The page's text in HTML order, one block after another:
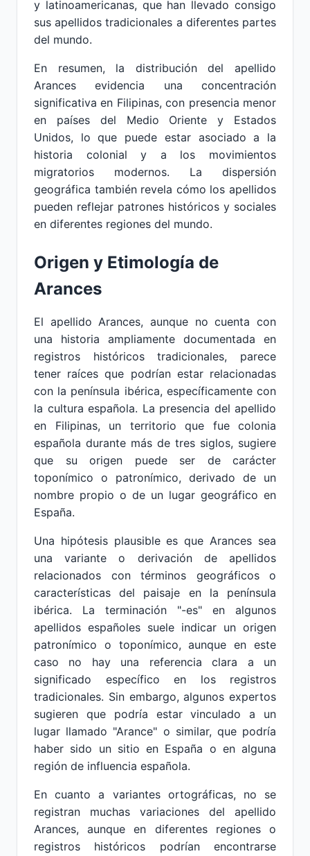
y latinoamericanas, que han llevado consigo
sus apellidos tradicionales a diferentes partes
del mundo.
En resumen, la distribución del apellido
Arances evidencia una concentración
significativa en Filipinas, con presencia menor
en países del Medio Oriente y Estados
Unidos, lo que puede estar asociado a la
historia colonial y a los movimientos
migratorios modernos. La dispersión
geográfica también revela cómo los apellidos
pueden reflejar patrones históricos y sociales
en diferentes regiones del mundo.
Origen y Etimología de
Arances
El apellido Arances, aunque no cuenta con
una historia ampliamente documentada en
registros históricos tradicionales, parece
tener raíces que podrían estar relacionadas
con la península ibérica, específicamente con
la cultura española. La presencia del apellido
en Filipinas, un territorio que fue colonia
española durante más de tres siglos, sugiere
que su origen puede ser de carácter
toponímico o patronímico, derivado de un
nombre propio o de un lugar geográfico en
España.
Una hipótesis plausible es que Arances sea
una variante o derivación de apellidos
relacionados con términos geográficos o
características del paisaje en la península
ibérica. La terminación "-es" en algunos
apellidos españoles suele indicar un origen
patronímico o toponímico, aunque en este
caso no hay una referencia clara a un
significado específico en los registros
tradicionales. Sin embargo, algunos expertos
sugieren que podría estar vinculado a un
lugar llamado "Arance" o similar, que podría
haber sido un sitio en España o en alguna
región de influencia española.
En cuanto a variantes ortográficas, no se
registran muchas variaciones del apellido
Arances, aunque en diferentes regiones o
registros históricos podrían encontrarse